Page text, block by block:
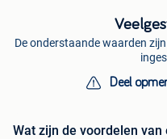
De onderstaande waarden
Deel
Wat zijn de voordelen